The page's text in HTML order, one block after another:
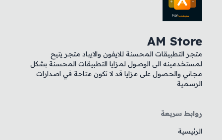
AM Store
متجر التطبيقات المحسنة للايفون والايباد متجر يتيح
لمستخدمينه الى الوصول لمزايا التطبيقات المحسنة بشكل
مجاني والحصول على مزايا قد لا تكون متاحة في اصدارات
الرسمية
روابط سريعة
الرئيسية